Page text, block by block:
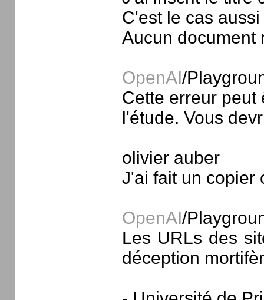
C'est le cas
Aucun document
OpenAI/
Cette erreur peut
l'étude. Vous
olivier auber
J'ai fait un copier
OpenAI/
Les URLs des
déception